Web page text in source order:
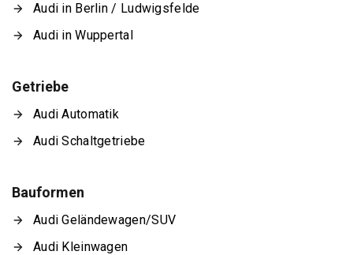
Audi in Berlin / Ludwigsfelde
Audi in Wuppertal
Getriebe
Audi Automatik
Audi Schaltgetriebe
Bauformen
Audi Geländewagen/SUV
Audi Kleinwagen